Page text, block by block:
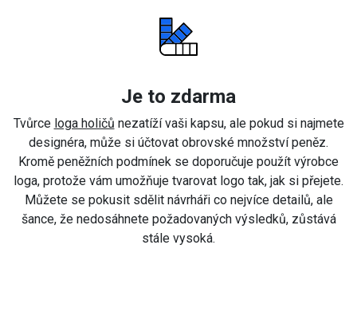
Je to zdarma
Tvůrce loga holičů nezatíží vaši kapsu, ale pokud si najmete
designéra, může si účtovat obrovské množství peněz.
Kromě peněžních podmínek se doporučuje použít výrobce
loga, protože vám umožňuje tvarovat logo tak, jak si přejete.
Můžete se pokusit sdělit návrháři co nejvíce detailů, ale
šance, že nedosáhnete požadovaných výsledků, zůstává
stále vysoká.